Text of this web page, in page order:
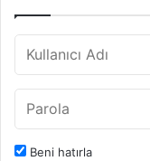
Beni hatırla